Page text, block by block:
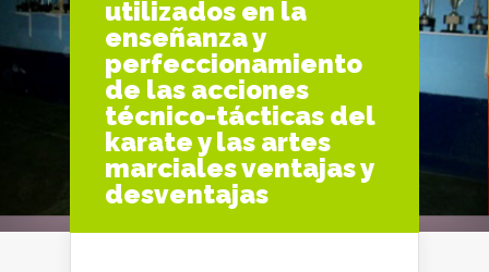
utilizados en la
enseñanza y
perfeccionamiento
de las acciones
técnico-tácticas del
karate y las artes
marciales ventajas y
desventajas